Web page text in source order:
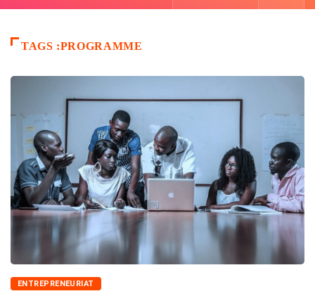
TAGS :PROGRAMME
ENTREPRENEURIAT